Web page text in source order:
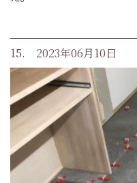
15. 2023年06月10日